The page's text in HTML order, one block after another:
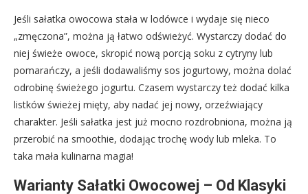
Jeśli sałatka owocowa stała w lodówce i wydaje się nieco
„zmęczona”, można ją łatwo odświeżyć. Wystarczy dodać do
niej świeże owoce, skropić nową porcją soku z cytryny lub
pomarańczy, a jeśli dodawaliśmy sos jogurtowy, można dolać
odrobinę świeżego jogurtu. Czasem wystarczy też dodać kilka
listków świeżej mięty, aby nadać jej nowy, orzeźwiający
charakter. Jeśli sałatka jest już mocno rozdrobniona, można ją
przerobić na smoothie, dodając trochę wody lub mleka. To
taka mała kulinarna magia!
Warianty Sałatki Owocowej – Od Klasyki